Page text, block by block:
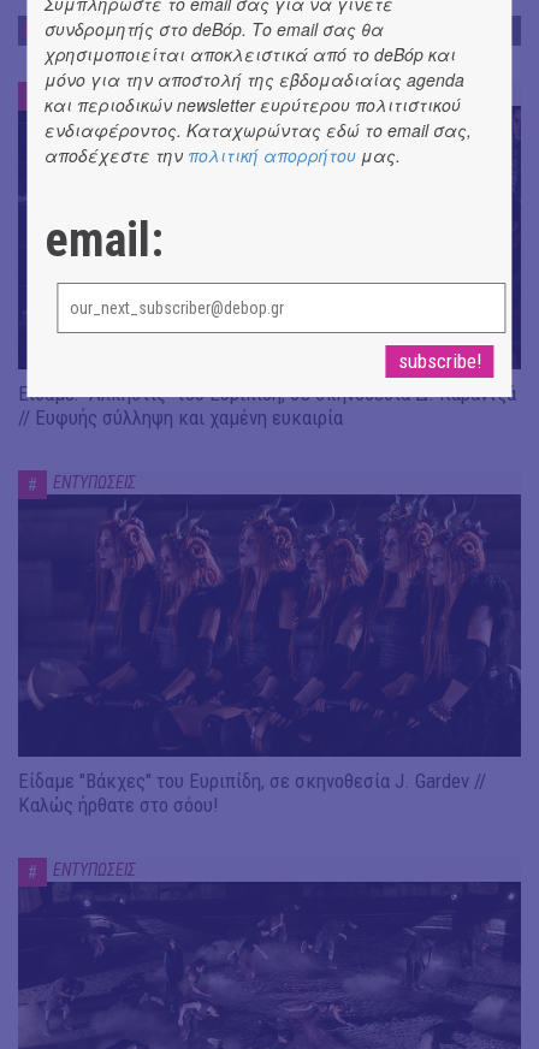
ΕΝΤΥΠΩΣΕΙΣ
ΕΝΤΥΠΩΣΕΙΣ
Είδαμε: "Άλκηστις" του Ευριπίδη, σε σκηνοθεσία Δ. Καραντζά
// Ευφυής σύλληψη και χαμένη ευκαιρία
# ΕΝΤΥΠΩΣΕΙΣ
Είδαμε "Βάκχες" του Ευριπίδη, σε σκηνοθεσία J. Gardev //
Καλώς ήρθατε στο σόου!
# ΕΝΤΥΠΩΣΕΙΣ
συνδρομητής στο deBόp. Το email σας θα
χρησιμοποιείται αποκλειστικά από το deBόp και
μόνο για την αποστολή της εβδομαδιαίας agenda
και περιοδικών newsletter ευρύτερου πολιτιστικού
ενδιαφέροντος. Καταχωρώντας εδώ το email σας,
αποδέχεστε την πολιτική απορρήτου μας.
email: